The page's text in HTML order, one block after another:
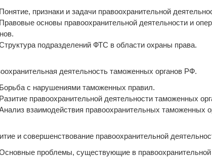
признаки и задачи правоохранительной
основы правоохранительной деятельности и
подразделений ФТС в области охраны права.
деятельность таможенных органов РФ.
с нарушениями таможенных правил.
правоохранительной деятельности таможенных
взаимодействия правоохранительных таможенных
и совершенствование правоохранительной
проблемы, существующие в правоохранительной